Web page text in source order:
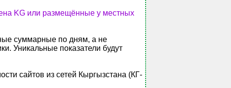
KG или размещённые у местных
суммарные по дням, а не
Уникальные показатели будут
сайтов из сетей Кыргызстана (КГ-